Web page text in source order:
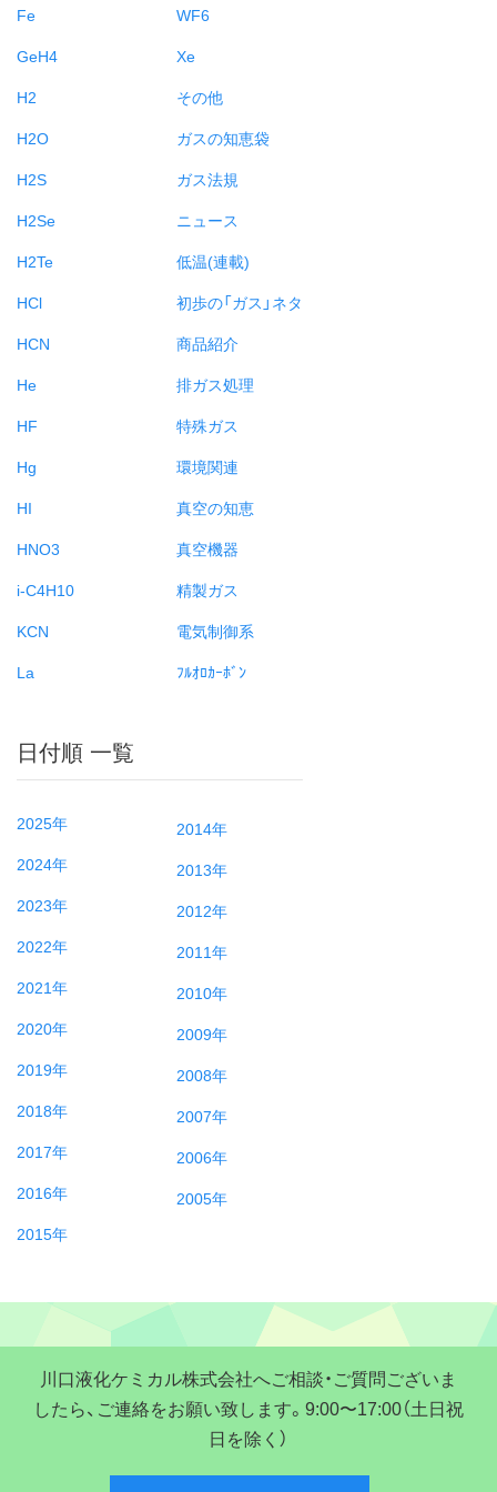
Fe
GeH4
H2
H2O
H2S
H2Se
H2Te
HCl
HCN
He
HF
Hg
HI
HNO3
i-C4H10
KCN
La
WF6
Xe
その他
ガスの知恵袋
ガス法規
ニュース
低温(連載)
初歩の「ガス」ネタ
商品紹介
排ガス処理
特殊ガス
環境関連
真空の知恵
真空機器
精製ガス
電気制御系
ﾌﾙｵﾛｶｰﾎﾞﾝ
日付順 一覧
2025年
2024年
2023年
2022年
2021年
2020年
2019年
2018年
2017年
2016年
2015年
2014年
2013年
2012年
2011年
2010年
2009年
2008年
2007年
2006年
2005年
川口液化ケミカル株式会社へご相談・ご質問ございま
したら、ご連絡をお願い致します。9:00〜17:00（土日祝
日を除く）